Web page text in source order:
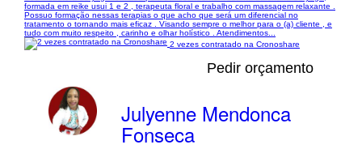
formada em reike usui 1 e 2 , terapeuta floral e trabalho com massagem relaxante .
Possuo formação nessas terapias o que acho que será um diferencial no
tratamento o tornando mais eficaz . Visando sempre o melhor para o (a) cliente , e
tudo com muito respeito , carinho e olhar holístico . Atendimentos...
2 vezes contratado na Cronoshare
Pedir orçamento
Julyenne Mendonca
Fonseca